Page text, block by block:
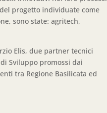
progetto individuate come
sono state: agritech,
Elis, due partner tecnici
Sviluppo promossi dai
tra Regione Basilicata ed